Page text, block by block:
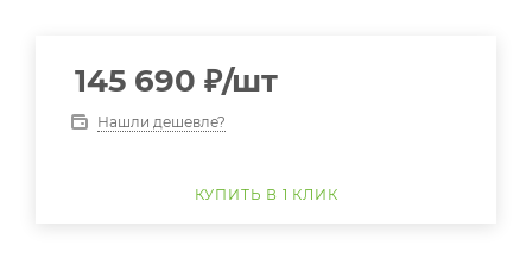
145 690 ₽/шт
Нашли дешевле?
КУПИТЬ В 1 КЛИК